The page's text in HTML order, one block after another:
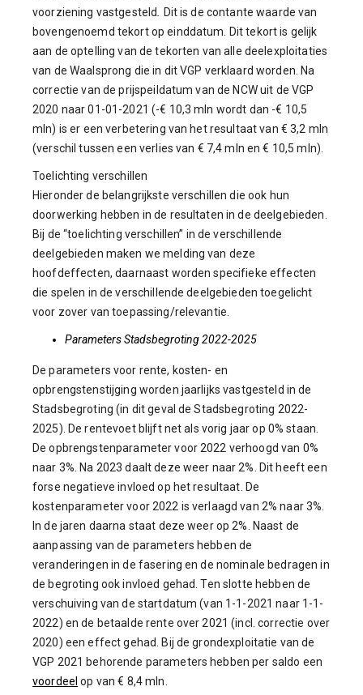
voorziening vastgesteld
Dit is de contante waarde van
bovengenoemd tekort op einddatum. Dit tekort is gelijk
aan de optelling van de tekorten van alle deelexploitaties
van de Waalsprong die in dit VGP verklaard worden. Na
correctie van de prijspeildatum van de NCW uit de VGP
2020 naar 01-01-2021 (-€ 10,3 mln wordt dan -€ 10,5
mln) is er een verbetering van het resultaat van € 3,2 mln
(verschil tussen een verlies van € 7,4 mln en € 10,5 mln).
Toelichting verschillen
Hieronder de belangrijkste verschillen die ook hun
doorwerking hebben in de resultaten in de deelgebieden.
Bij de “toelichting verschillen” in de verschillende
deelgebieden maken we melding van deze
hoofdeffecten, daarnaast worden specifieke effecten
die spelen in de verschillende deelgebieden toegelicht
voor zover van toepassing/relevantie.
Parameters Stadsbegroting 2022-2025
De parameters voor rente, kosten- en
opbrengstenstijging worden jaarlijks vastgesteld in de
Stadsbegroting (in dit geval de Stadsbegroting 2022-
2025). De rentevoet blijft net als vorig jaar op 0% staan.
De opbrengstenparameter voor 2022 verhoogd van 0%
naar 3%. Na 2023 daalt deze weer naar 2%. Dit heeft een
forse negatieve invloed op het resultaat. De
kostenparameter voor 2022 is verlaagd van 2% naar 3%.
In de jaren daarna staat deze weer op 2%. Naast de
aanpassing van de parameters hebben de
veranderingen in de fasering en de nominale bedragen in
de begroting ook invloed gehad. Ten slotte hebben de
verschuiving van de startdatum (van 1-1-2021 naar 1-1-
2022) en de betaalde rente over 2021 (incl. correctie over
2020) een effect gehad. Bij de grondexploitatie van de
VGP 2021 behorende parameters hebben per saldo een
voordeel op van € 8,4 mln.